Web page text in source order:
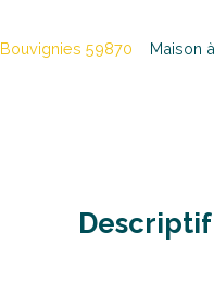
Bouvignies 59870 Maison
Descriptif